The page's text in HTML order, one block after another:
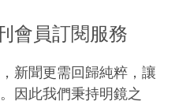
會員訂閱服務
新聞更需回歸純粹，讓
因此我們秉持明鏡之